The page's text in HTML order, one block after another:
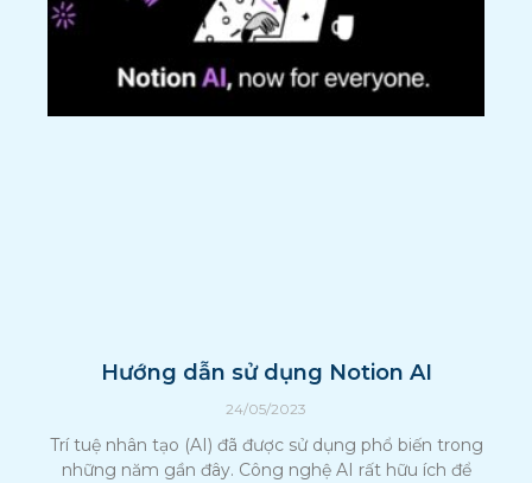
Hướng dẫn sử dụng Notion AI
24/05/2023
Trí tuệ nhân tạo (AI) đã được sử dụng phổ biến trong
những năm gần đây. Công nghệ AI rất hữu ích để